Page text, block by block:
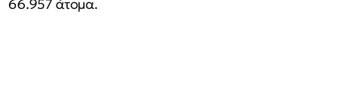
66.957 άτομα.